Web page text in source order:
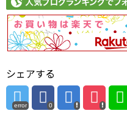
シェアする
error 0